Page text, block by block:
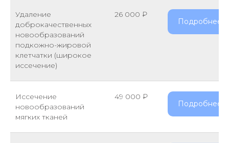
Удаление
доброкачественных
новообразований
подкожно-жировой
клетчатки (широкое
иссечение)
26 000 ₽
Подробнее
Иссечение
новообразований
мягких тканей
49 000 ₽
Подробнее